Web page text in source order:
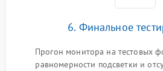
6. Финальное
Прогон монитора на тестовых
равномерности подсветки и